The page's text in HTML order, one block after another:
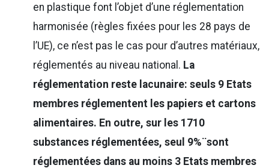
en plastique font l’objet d’une réglementation
harmonisée (règles fixées pour les 28 pays de
l’UE), ce n’est pas le cas pour d’autres matériaux,
réglementés au niveau national. La
réglementation reste lacunaire: seuls 9 Etats
membres réglementent les papiers et cartons
alimentaires. En outre, sur les 1710
substances réglementées, seul 9%¨sont
réglementées dans au moins 3 Etats membres